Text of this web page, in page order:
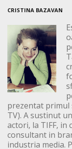
CRISTINA BAZAVAN
prezentat primul
TV). A sustinut
actori, la TIFF,
consultant in
industria media.